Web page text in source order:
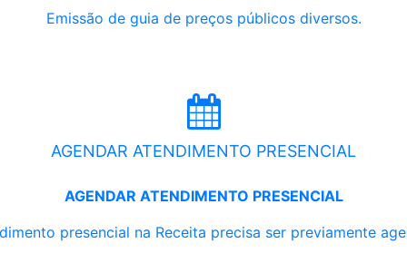
Emissão de guia de preços públicos diversos.
AGENDAR ATENDIMENTO PRESENCIAL
AGENDAR ATENDIMENTO PRESENCIAL
presencial na Receita precisa ser previamente